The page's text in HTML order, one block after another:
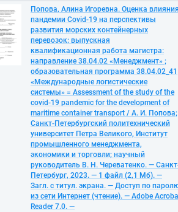
Попова, Алина Игоревна. Оценка
пандемии Covid-19 на перспективы
развития морских контейнерных
перевозок: выпускная
квалификационная работа магистра:
направление 38.04.02 «Менеджмент» ;
образовательная программа 38.04.02_41
«Международные логистические
системы» = Assessment of the study of the
covid-19 pandemic for the development of
maritime container transport / А. И. Попова;
Санкт-Петербургский политехнический
университет Петра Великого, Институт
промышленного менеджмента,
экономики и торговли; научный
руководитель В. Н. Череватенко. —
Петербург, 2023. — 1 файл (2,1 Мб). —
Загл. с титул. экрана. — Доступ по
из сети Интернет (чтение). — Adobe
Reader 7.0. —